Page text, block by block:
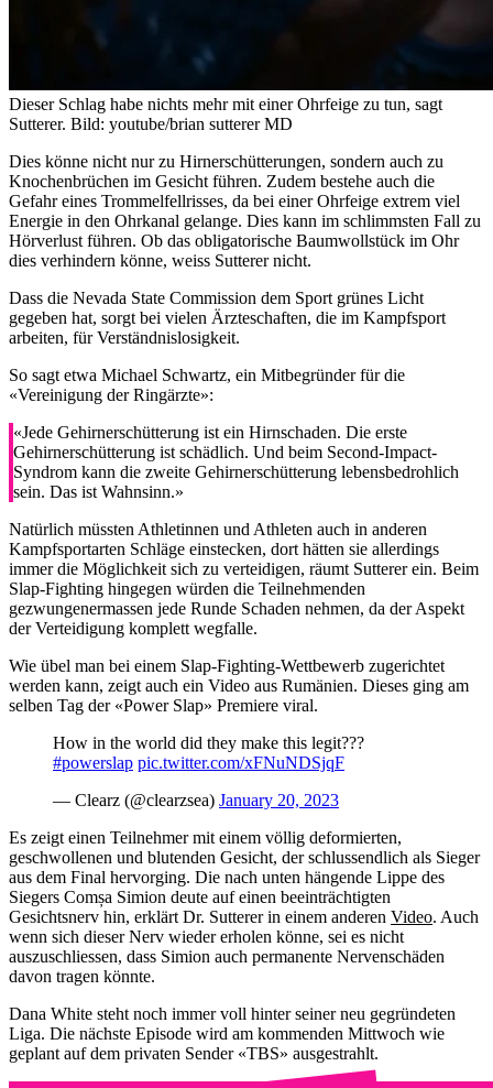
Dieser Schlag habe nichts mehr mit einer Ohrfeige zu tun, sagt
Sutterer. Bild: youtube/brian sutterer MD
Dies könne nicht nur zu Hirnerschütterungen, sondern auch zu
Knochenbrüchen im Gesicht führen. Zudem bestehe auch die
Gefahr eines Trommelfellrisses, da bei einer Ohrfeige extrem viel
Energie in den Ohrkanal gelange. Dies kann im schlimmsten Fall zu
Hörverlust führen. Ob das obligatorische Baumwollstück im Ohr
dies verhindern könne, weiss Sutterer nicht.
Dass die Nevada State Commission dem Sport grünes Licht
gegeben hat, sorgt bei vielen Ärzteschaften, die im Kampfsport
arbeiten, für Verständnislosigkeit.
So sagt etwa Michael Schwartz, ein Mitbegründer für die
«Vereinigung der Ringärzte»:
«Jede Gehirnerschütterung ist ein Hirnschaden. Die erste
Gehirnerschütterung ist schädlich. Und beim Second-Impact-
Syndrom kann die zweite Gehirnerschütterung lebensbedrohlich
sein. Das ist Wahnsinn.»
Natürlich müssten Athletinnen und Athleten auch in anderen
Kampfsportarten Schläge einstecken, dort hätten sie allerdings
immer die Möglichkeit sich zu verteidigen, räumt Sutterer ein. Beim
Slap-Fighting hingegen würden die Teilnehmenden
gezwungenermassen jede Runde Schaden nehmen, da der Aspekt
der Verteidigung komplett wegfalle.
Wie übel man bei einem Slap-Fighting-Wettbewerb zugerichtet
werden kann, zeigt auch ein Video aus Rumänien. Dieses ging am
selben Tag der «Power Slap» Premiere viral.
How in the world did they make this legit???
#powerslap pic.twitter.com/xFNuNDSjqF
— Clearz (@clearzsea) January 20, 2023
Es zeigt einen Teilnehmer mit einem völlig deformierten,
geschwollenen und blutenden Gesicht, der schlussendlich als Sieger
aus dem Final hervorging. Die nach unten hängende Lippe des
Siegers Comșa Simion deute auf einen beeinträchtigten
Gesichtsnerv hin, erklärt Dr. Sutterer in einem anderen Video. Auch
wenn sich dieser Nerv wieder erholen könne, sei es nicht
auszuschliessen, dass Simion auch permanente Nervenschäden
davon tragen könnte.
Dana White steht noch immer voll hinter seiner neu gegründeten
Liga. Die nächste Episode wird am kommenden Mittwoch wie
geplant auf dem privaten Sender «TBS» ausgestrahlt.